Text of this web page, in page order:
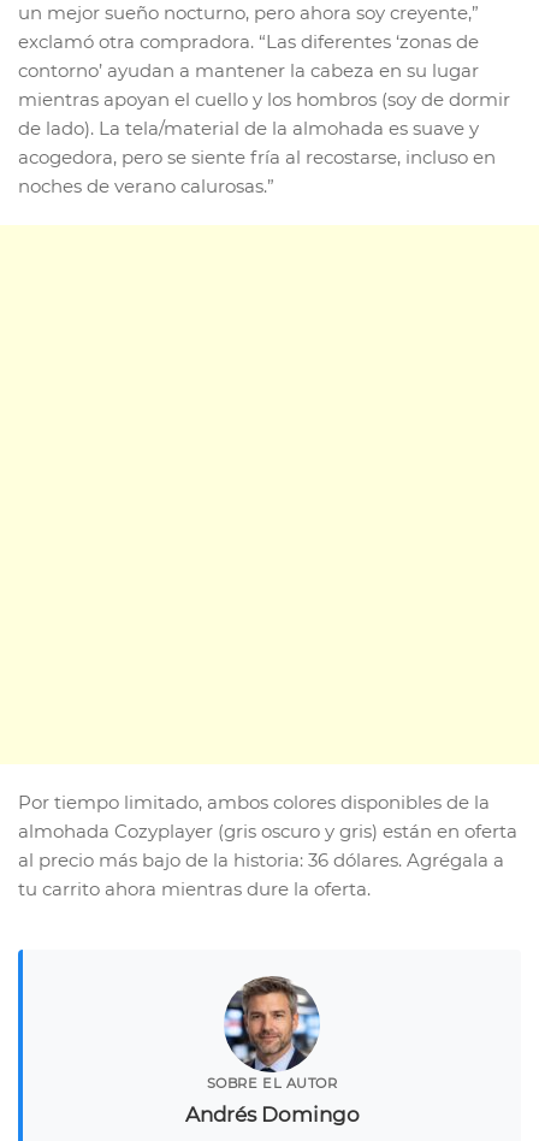
un mejor sueño nocturno, pero ahora soy creyente,”
exclamó otra compradora. “Las diferentes ‘zonas de
contorno’ ayudan a mantener la cabeza en su lugar
mientras apoyan el cuello y los hombros (soy de dormir
de lado). La tela/material de la almohada es suave y
acogedora, pero se siente fría al recostarse, incluso en
noches de verano calurosas.”
Por tiempo limitado, ambos colores disponibles de la
almohada Cozyplayer (gris oscuro y gris) están en oferta
al precio más bajo de la historia: 36 dólares. Agrégala a
tu carrito ahora mientras dure la oferta.
SOBRE EL AUTOR
Andrés Domingo